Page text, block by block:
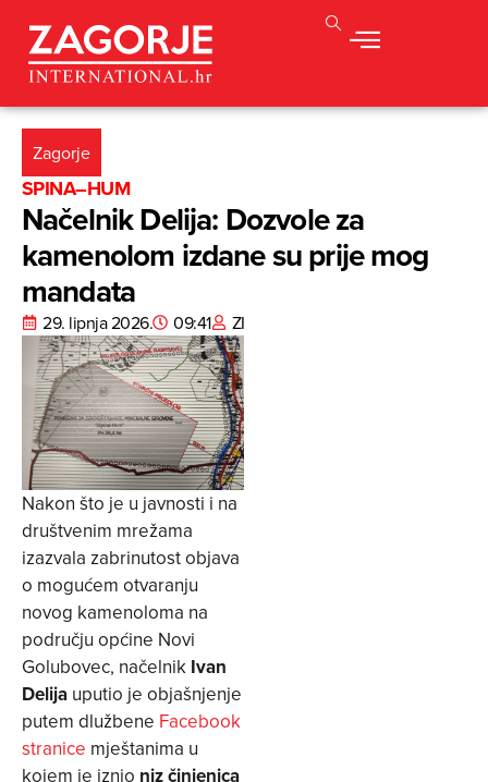
Zagorje
SPINA–HUM
Načelnik Delija: Dozvole za
kamenolom izdane su prije mog
mandata
29. lipnja 2026. 09:41 ZI
Nakon što je u javnosti i na
društvenim mrežama
izazvala zabrinutost objava
o mogućem otvaranju
novog kamenoloma na
području općine Novi
Golubovec, načelnik Ivan
Delija uputio je objašnjenje
putem dlužbene Facebook
stranice mještanima u
kojem je iznio niz činjenica